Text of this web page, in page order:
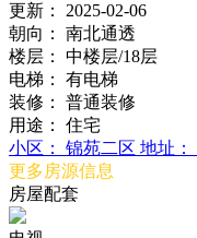
更新：
2025-02-06
朝向：
南北通透
楼层：
中楼层/18层
电梯：
有电梯
装修：
普通装修
用途：
住宅
小区：
锦苑二区 地址：
更多房源信息
房屋配套